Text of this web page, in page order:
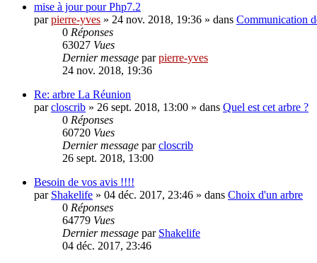
mise à jour pour Php7.2
parpierre-yves » 24 nov. 2018, 19:36 » dans Communication
0 Réponses
63027 Vues
Dernier message parpierre-yves
24 nov. 2018, 19:36
Re: arbre La Réunion
parcloscrib » 26 sept. 2018, 13:00 » dans Quel est cet arbre ?
0 Réponses
60720 Vues
Dernier message parcloscrib
26 sept. 2018, 13:00
Besoin de vos avis !!!!
par Shakelife » 04 déc. 2017, 23:46 » dans Choix d'un arbre
0 Réponses
64779 Vues
Dernier message par Shakelife
04 déc. 2017, 23:46